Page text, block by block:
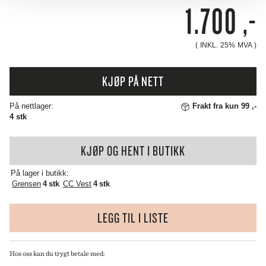
STRIPES
ANTALL
1.700,-
( INKL. 25% MVA )
KJØP PÅ NETT
På nettlager:
4 stk
Frakt fra kun 99 ,-
KJØP OG HENT I BUTIKK
På lager i butikk:
Grensen4 stk CC Vest4 stk
LEGG TIL I LISTE
Hos oss kan du trygt betale med: